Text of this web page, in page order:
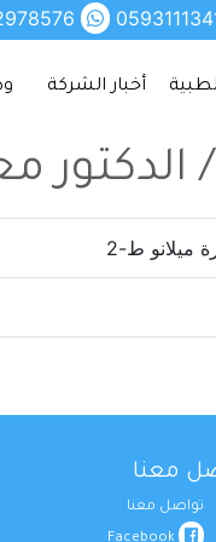
أخبار الشركة
ط-2
معنا
تواصل معنا